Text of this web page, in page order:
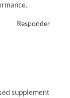
Responder
supplement